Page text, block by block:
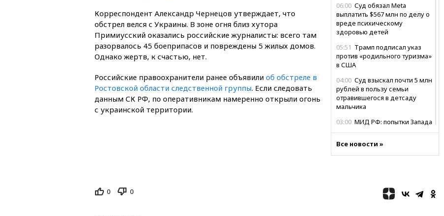
06:00 Суд обязал Meta
выплатить $567 млн по делу о
вреде психическому
здоровью детей
05:51 Трамп подписал указ
против «родильного туризма»
в США
04:00 Суд взыскал почти 5 млн
рублей в пользу семьи
отравившегося в детсаду
мальчика
03:00 МИД РФ: попытки Запада
02:00Ни один водоем Англии
Трамп: США сами
нуждаются в дальнобойных
Все новости »
Корреспондент Александр Чернецов утверждает, что
обстрел велся с Украины. В зоне огня близ хутора
Примиусский оказались российские журналисты: всего там
разорвалось 45 боеприпасов и повреждены 5 жилых домов.
Однако жертв, к счастью, нет.
Российские правоохранители ранее объявили об обстреле в
Ростовской области следственной группы. Если следовать
данным СК РФ, по оперативникам намеренно открыли огонь
с украинской территории.
0 0